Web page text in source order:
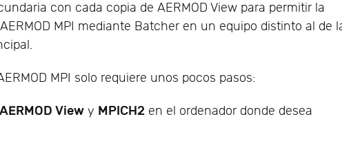
con cada copia de AERMOD View para permitir la
MPI mediante Batcher en un equipo distinto al de
MPI solo requiere unos pocos pasos:
AERMOD View y MPICH2 en el ordenador donde desea